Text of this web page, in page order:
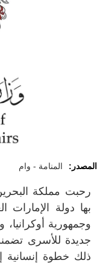
المصدر: المنامة - وام
رحبت مملكة
بها دولة الإمارات
وجمهورية
ذلك خطوة إنسانية